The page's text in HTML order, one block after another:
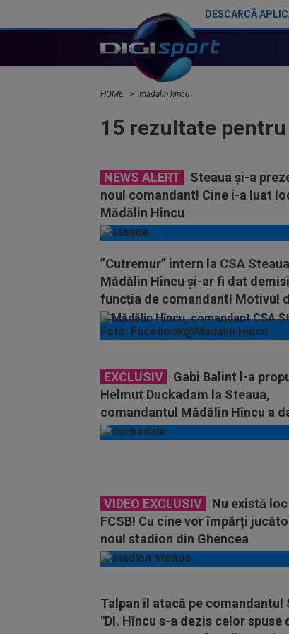
DESCARCĂ
HOME madalin hincu
15 rezultate
NEWS ALERT
Steaua și-a
noul comandant! Cine i-a luat
Mădălin Hîncu
”Cutremur” intern la CSA
Mădălin Hîncu și-ar fi dat
funcția de comandant! Motivul
spatele deciziei
EXCLUSIV
Gabi Balint l-a
Helmut Duckadam la Steaua,
comandantul Mădălin Hîncu a
răspunsul
VIDEO EXCLUSIV
Nu există
FCSB! Cu cine vor împărți
noul stadion din Ghencea
Talpan îl atacă pe comandantul
"Dl. Hîncu s-a dezis celor spuse